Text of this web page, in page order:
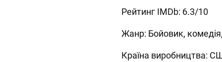
Рейтинг IMDb: 6.3/10
Жанр: Бойовик,
Країна виробництва: